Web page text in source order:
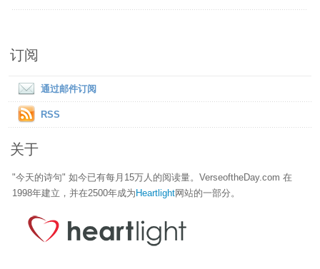
订阅
通过邮件订阅
RSS
关于
"今天的诗句" 如今已有每月15万人的阅读量。VerseoftheDay.com 在
1998年建立，并在2500年成为 Heartlight网站的一部分。